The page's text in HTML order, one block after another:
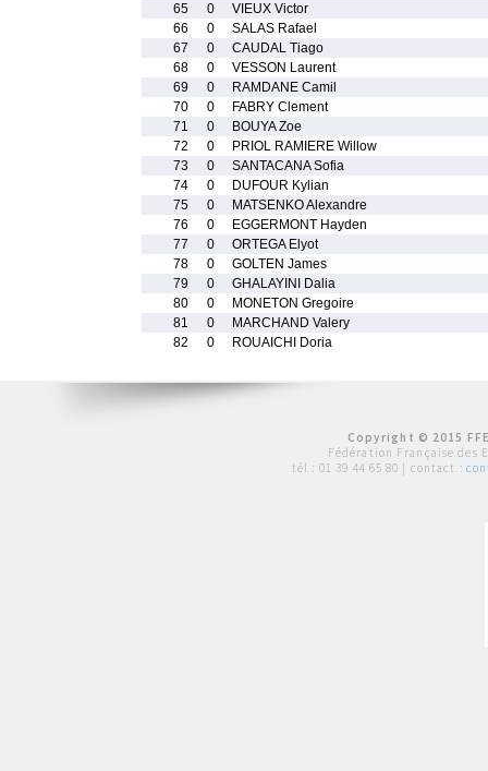
65
0
VIEUX Victor
66
0
SALAS Rafael
67
0
CAUDAL Tiago
68
0
VESSON Laurent
69
0
RAMDANE Camil
70
0
FABRY Clement
71
0
BOUYA Zoe
72
0
PRIOL RAMIERE Willow
73
0
SANTACANA Sofia
74
0
DUFOUR Kylian
75
0
MATSENKO Alexandre
76
0
EGGERMONT Hayden
77
0
ORTEGA Elyot
78
0
GOLTEN James
79
0
GHALAYINI Dalia
80
0
MONETON Gregoire
81
0
MARCHAND Valery
82
0 ROUAICHI Doria
Copyright © 2015
Fédération Française des
tél : 01 39 44 65 80 | contact :